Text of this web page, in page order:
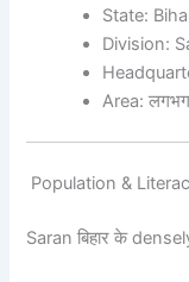
State:
Division:
Area: लगभग
Population &
Saran बिहार के